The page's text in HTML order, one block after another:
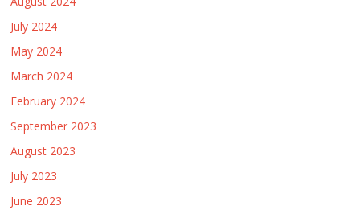
July 2024
May 2024
March 2024
February 2024
September 2023
August 2023
July 2023
June 2023